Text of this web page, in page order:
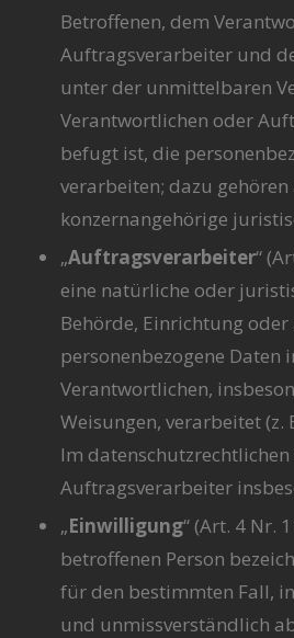
Betroffenen, dem
Auftragsverarbeiter und
unter der unmittelbaren
Verantwortlichen oder
befugt ist, die
verarbeiten; dazu gehören
konzernangehörige
„Auftragsverarbeiter“
eine natürliche oder
Behörde, Einrichtung oder
personenbezogene Daten
Verantwortlichen,
Weisungen, verarbeitet (z.
Im datenschutzrechtlichen
Auftragsverarbeiter
„Einwilligung“ (Art. 4 Nr.
betroffenen Person
für den bestimmten Fall,
und unmissverständlich